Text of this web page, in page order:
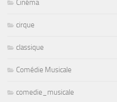
Cinéma
cirque
classique
Comédie Musicale
comedie_musicale